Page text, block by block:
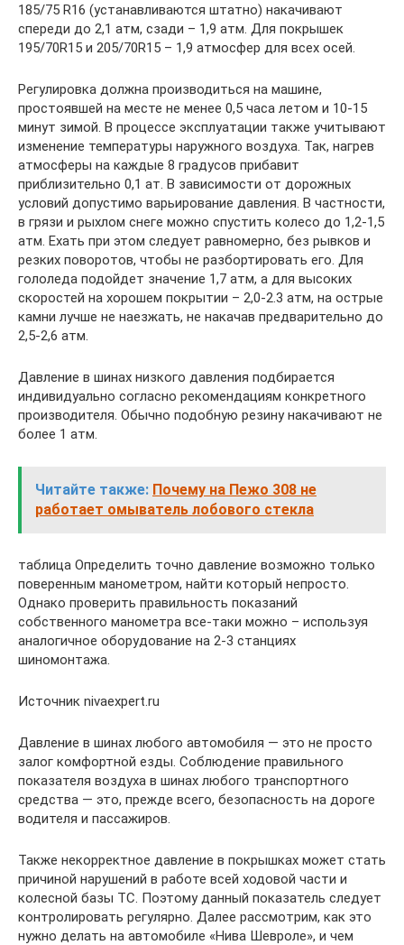
185/75 R16 (устанавливаются штатно) накачивают
спереди до 2,1 атм, сзади – 1,9 атм. Для покрышек
195/70R15 и 205/70R15 – 1,9 атмосфер для всех осей.
Регулировка должна производиться на машине,
простоявшей на месте не менее 0,5 часа летом и 10-15
минут зимой. В процессе эксплуатации также учитывают
изменение температуры наружного воздуха. Так, нагрев
атмосферы на каждые 8 градусов прибавит
приблизительно 0,1 ат. В зависимости от дорожных
условий допустимо варьирование давления. В частности,
в грязи и рыхлом снеге можно спустить колесо до 1,2-1,5
атм. Ехать при этом следует равномерно, без рывков и
резких поворотов, чтобы не разбортировать его. Для
гололеда подойдет значение 1,7 атм, а для высоких
скоростей на хорошем покрытии – 2,0-2.3 атм, на острые
камни лучше не наезжать, не накачав предварительно до
2,5-2,6 атм.
Давление в шинах низкого давления подбирается
индивидуально согласно рекомендациям конкретного
производителя. Обычно подобную резину накачивают не
более 1 атм.
Читайте также: Почему на Пежо 308 не
работает омыватель лобового стекла
таблица Определить точно давление возможно только
поверенным манометром, найти который непросто.
Однако проверить правильность показаний
собственного манометра все-таки можно – используя
аналогичное оборудование на 2-3 станциях
шиномонтажа.
Источник nivaexpert.ru
Давление в шинах любого автомобиля — это не просто
залог комфортной езды. Соблюдение правильного
показателя воздуха в шинах любого транспортного
средства — это, прежде всего, безопасность на дороге
водителя и пассажиров.
Также некорректное давление в покрышках может стать
причиной нарушений в работе всей ходовой части и
колесной базы ТС. Поэтому данный показатель следует
контролировать регулярно. Далее рассмотрим, как это
нужно делать на автомобиле «Нива Шевроле», и чем